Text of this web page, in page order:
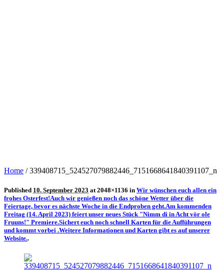
Home /339408715_524527079882446_7151668641840391107_n
Published 10. September 2023 at 2048×1136 in Wir wünschen euch allen ein
frohes Osterfest!Auch wir genießen noch das schöne Wetter über die
Feiertage, bevor es nächste Woche in die Endproben geht.Am kommenden
Freitag (14. April 2023) feiert unser neues Stück "Nimm di in Acht vör ole
Fruuns!" Premiere.Sichert euch noch schnell Karten für die Aufführungen
und kommt vorbei .Weitere Informationen und Karten gibt es auf unserer
Website..